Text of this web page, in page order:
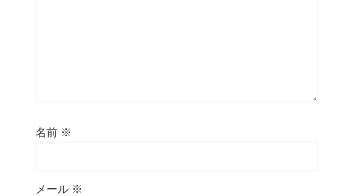
名前 ※
メール ※